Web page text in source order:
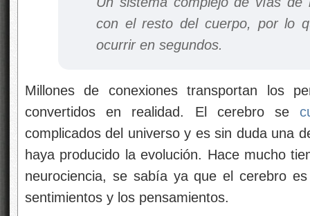
con el resto del cuerpo, por lo
ocurrir en segundos.
Millones de conexiones transportan los
convertidos en realidad. El cerebro se
complicados del universo y es sin duda una
haya producido la evolución. Hace mucho
neurociencia, se sabía ya que el cerebro
sentimientos y los pensamientos.